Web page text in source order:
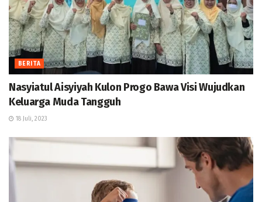
BERITA
Nasyiatul Aisyiyah Kulon Progo Bawa Visi Wujudkan
Keluarga Muda Tangguh
18 Juli, 2023